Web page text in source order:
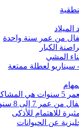
من عمر سنة واحدة
الكبار
المشي
سيناريو لعطلة ممتعة
العالم
8 سنوات - 30 مشكلة ممتعة
للاهتمام للأذكى
عن الحيوانات